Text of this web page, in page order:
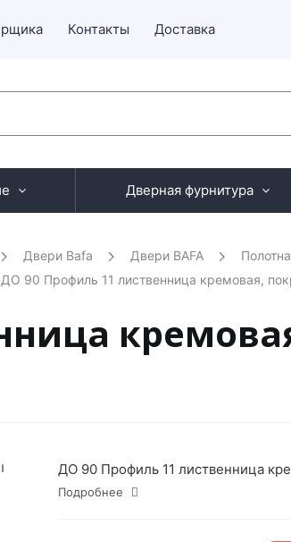
Контакты Доставка
Дверная фурнитура
Двери Bafa Двери BAFA
ДО 90 Профиль 11 лиственница кремовая,
ДО 90 Профиль 11 лиственница
Подробнее